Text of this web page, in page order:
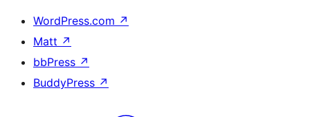
WordPress.com ↗
Matt ↗
bbPress ↗
BuddyPress ↗